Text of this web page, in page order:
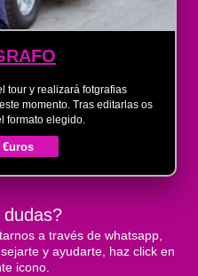
tour y realizará fotgrafias
momento. Tras editarlas os
formato elegido.
€uros
dudas?
a través de whatsapp,
y ayudarte, haz click en
icono.